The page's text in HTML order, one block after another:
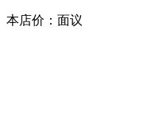
本店价： 面议